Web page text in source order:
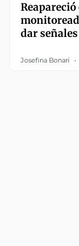
dar señales
Josefina Bonari